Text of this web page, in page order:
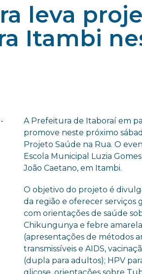
leva
Itambi
A Prefeitura de Itaboraí em
promove neste próximo
Projeto Saúde na Rua. O
Escola Municipal Luzia
João Caetano, em Itambi.
O objetivo do projeto é
da região e oferecer serviços
com orientações de saúde
Chikungunya e febre
(apresentações de métodos
transmissíveis e AIDS,
(dupla para adultos); HPV